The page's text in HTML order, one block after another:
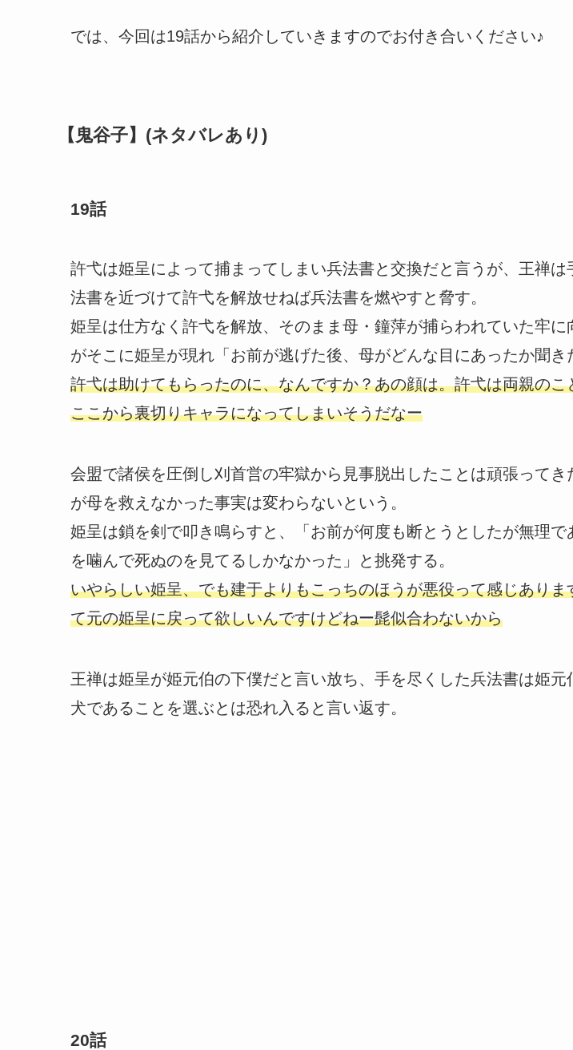
では、今回は19話から紹介していきますのでお付き合いください♪
【鬼谷子】(ネタバレあり)
19話
許弋は姫呈によって捕まってしまい兵法書と交換だと言うが、王禅は
法書を近づけて許弋を解放せねば兵法書を燃やすと脅す。
姫呈は仕方なく許弋を解放、そのまま母・鐘萍が捕らわれていた牢に
がそこに姫呈が現れ「お前が逃げた後、母がどんな目にあったか聞き
許弋は助けてもらったのに、なんですか？あの顔は。許弋は両親のこ
ここから裏切りキャラになってしまいそうだなー
会盟で諸侯を圧倒し刈首営の牢獄から見事脱出したことは頑張ってき
が母を救えなかった事実は変わらないという。
姫呈は鎖を剣で叩き鳴らすと、「お前が何度も断とうとしたが無理で
を噛んで死ぬのを見てるしかなかった」と挑発する。
いやらしい姫呈、でも建于よりもこっちのほうが悪役って感じありま
て元の姫呈に戻って欲しいんですけどねー髭似合わないから
王禅は姫呈が姫元伯の下僕だと言い放ち、手を尽くした兵法書は姫元
犬であることを選ぶとは恐れ入ると言い返す。
20話